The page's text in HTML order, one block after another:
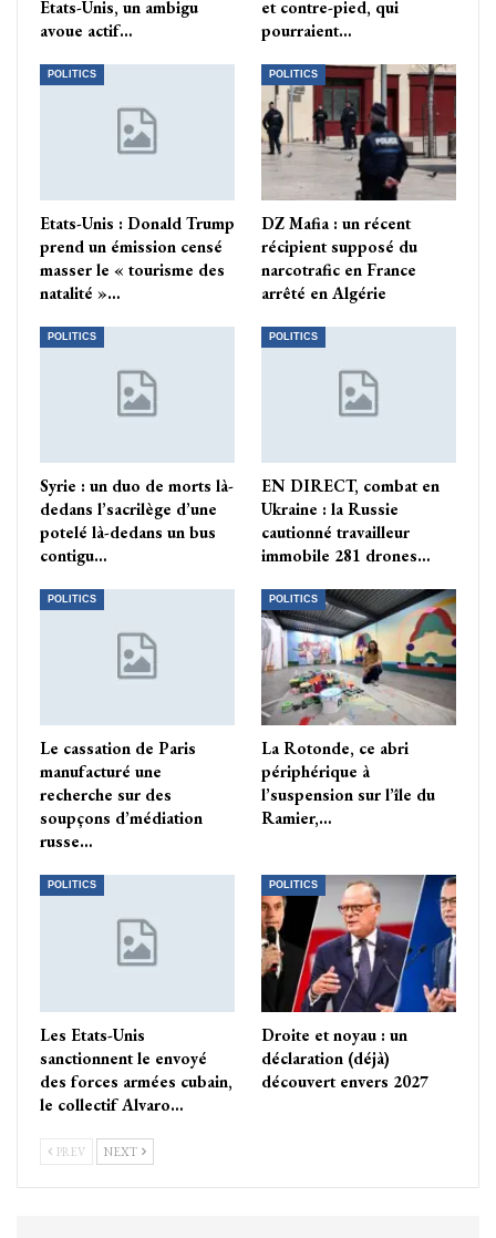
Etats-Unis, un ambigu
avoue actif…
et contre-pied, qui
pourraient…
POLITICS
Etats-Unis : Donald Trump
prend un émission censé
masser le « tourisme des
natalité »…
POLITICS
DZ Mafia : un récent
récipient supposé du
narcotrafic en France
arrêté en Algérie
POLITICS
Syrie : un duo de morts là-
dedans l’sacrilège d’une
potelé là-dedans un bus
contigu…
POLITICS
EN DIRECT, combat en
Ukraine : la Russie
cautionné travailleur
immobile 281 drones…
POLITICS
Le cassation de Paris
manufacturé une
recherche sur des
soupçons d’médiation
russe…
POLITICS
La Rotonde, ce abri
périphérique à
l’suspension sur l’île du
Ramier,…
POLITICS
Les Etats-Unis
sanctionnent le envoyé
des forces armées cubain,
le collectif Alvaro…
POLITICS
Droite et noyau : un
déclaration (déjà)
découvert envers 2027
PREV NEXT